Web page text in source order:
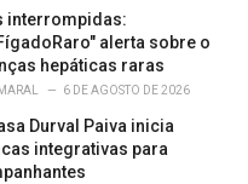
interrompidas:
alerta sobre o
hepáticas raras
6 DE AGOSTO DE 2026
Durval Paiva inicia
integrativas para